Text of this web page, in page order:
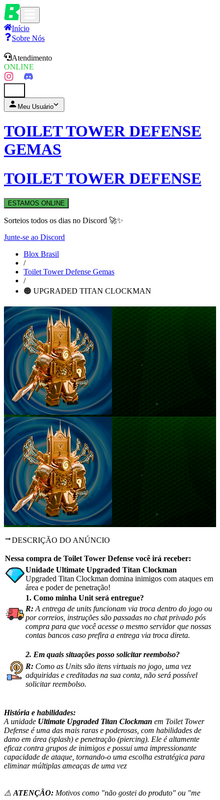
Início
Sobre Nós
Atendimento
ONLINE
Meu Usuário
TOILET TOWER DEFENSE
GEMAS
TOILET TOWER DEFENSE
ESTAMOS ONLINE
Sorteios todos os dias no Discord 🚀✨
Junte-se ao Discord
Blox Brasil
/
Toilet Tower Defense Gemas
/
🟠 UPGRADED TITAN CLOCKMAN
DESCRIÇÃO DO ANÚNCIO
Nessa compra de Toilet Tower Defense você irá receber:
Unidade Ultimate Upgraded Titan Clockman
Upgraded Titan Clockman domina inimigos com ataques em
área e poder de penetração!
1. Como minha Unit será entregue?
R: A entrega de units funcionam via troca dentro do jogo ou
por correios, instruções são passadas no chat privado pós
compra para que você acesse o mesmo servidor que nossas
contas bancos caso prefira a entrega via troca direta.
2. Em quais situações posso solicitar reembolso?
R: Como as Units são itens virtuais no jogo, uma vez
adquiridas e creditadas na sua conta, não será possível
solicitar reembolso.
História e habilidades:
A unidade Ultimate Upgraded Titan Clockman em Toilet Tower
Defense é uma das mais raras e poderosas, com habilidades de
dano em área (splash) e penetração (piercing). Ele é altamente
eficaz contra grupos de inimigos e possui uma impressionante
capacidade de ataque, tornando-o uma escolha estratégica para
eliminar múltiplas ameaças de uma vez
⚠️ ATENÇÃO: Motivos como "não gostei do produto" ou "me